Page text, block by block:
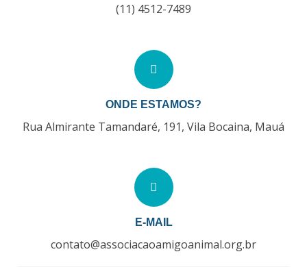
(11) 4512-7489
ONDE ESTAMOS?
Rua Almirante Tamandaré, 191, Vila Bocaina, Mauá
E-MAIL
contato@associacaoamigoanimal.org.br